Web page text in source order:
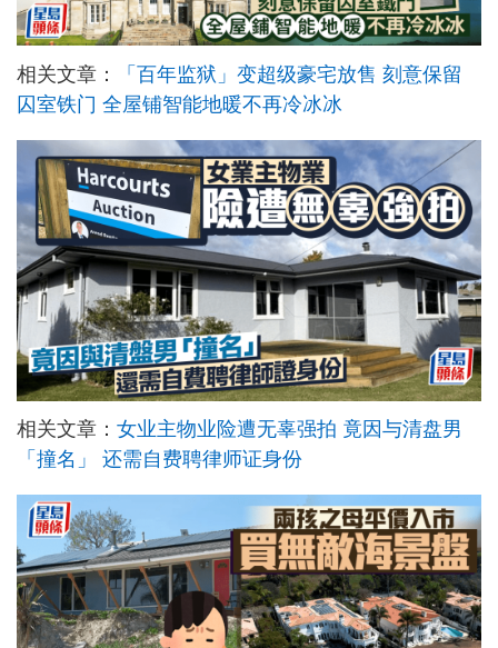
相关文章：
「百年监狱」变超级豪宅放售 刻意保留
囚室铁门 全屋铺智能地暖不再冷冰冰
相关文章： 女业主物业险遭无辜强拍 竟因与清盘男
「撞名」 还需自费聘律师证身份